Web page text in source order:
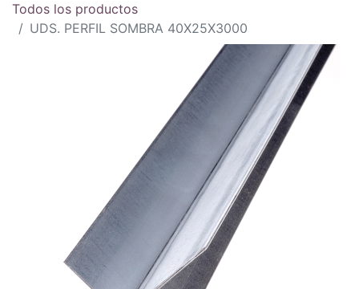
Todos los productos
UDS. PERFIL SOMBRA 40X25X3000